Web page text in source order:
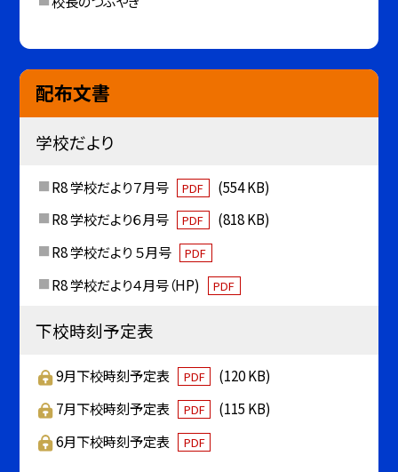
配布文書
学校だより
R8 学校だより７月号 PDF
(554 KB)
R8 学校だより６月号
PDF
(818 KB)
R8 学校だより ５月号
PDF
R8 学校だより４月号（HP) PDF
下校時刻予定表
9月下校時刻予定表 PDF
(120 KB)
7月下校時刻予定表
PDF
(115 KB)
6月下校時刻予定表
PDF